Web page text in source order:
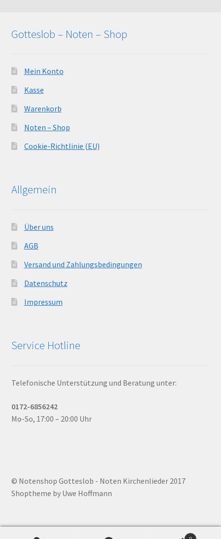
Gotteslob – Noten – Shop
Mein Konto
Kasse
Warenkorb
Noten – Shop
Cookie-Richtlinie (EU)
Allgemein
Über uns
AGB
Versand und Zahlungsbedingungen
Datenschutz
Impressum
Service Hotline
Telefonische Unterstützung und Beratung unter:
0172-6856242
Mo-So, 17:00 – 20:00 Uhr
© Notenshop Gotteslob - Noten Kirchenlieder 2017
Shoptheme by Uwe Hoffmann